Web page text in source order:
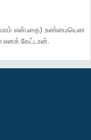
என்பதை) உண்மையென
எனக் கேட்டான்.